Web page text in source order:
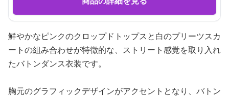
鮮やかなピンクのクロップドトップスと白のプリーツスカ
ートの組み合わせが特徴的な、ストリート感覚を取り入れ
たバトンダンス衣装です。
胸元のグラフィックデザインがアクセントとなり、バトン